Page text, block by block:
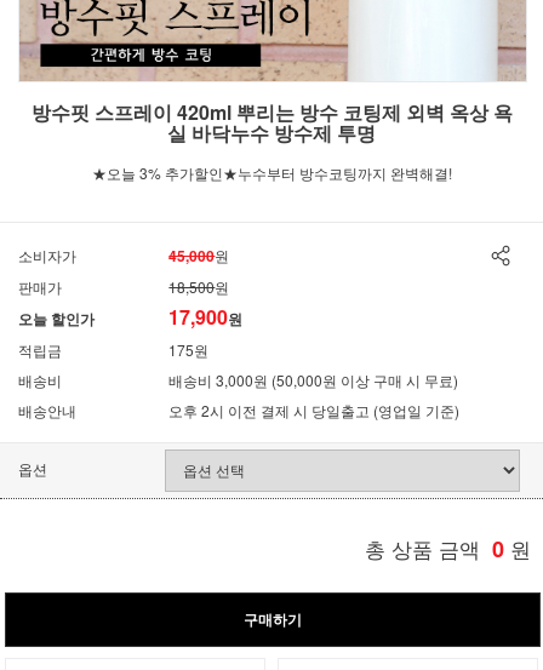
방수핏 스프레이 420ml 뿌리는 방수 코팅제 외벽 옥상 욕
실 바닥누수 방수제 투명
★오늘 3% 추가할인★누수부터 방수코팅까지 완벽해결!
소비자가 45,000원
판매가
18,500원
오늘 할인가 17,900원
적립금
175원
배송비
배송비 3,000원 (50,000원 이상 구매 시 무료)
배송안내
오후 2시 이전 결제 시 당일출고 (영업일 기준)
옵션
총 상품 금액 0 원
구매하기